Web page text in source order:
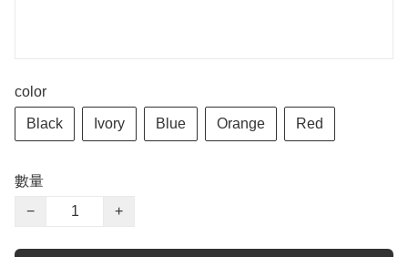
color
Black Ivory Blue Orange Red
數量
−
+